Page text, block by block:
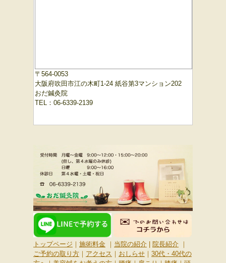
〒564-0053
大阪府吹田市江の木町1-24 紙谷第3マンション202
おだ鍼灸院
TEL：06-6339-2139
トップページ ｜ 施術料金 ｜ 当院の紹介 院長紹介 ｜
ご予約の取り方 ｜ アクセス ｜ おしらせ ｜ 30代・40代の